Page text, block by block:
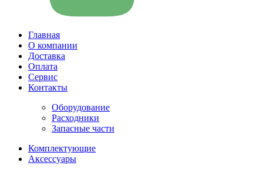
Главная
О компании
Доставка
Оплата
Сервис
Контакты
Оборудование
Расходники
Запасные части
Комплектующие
Аксессуары